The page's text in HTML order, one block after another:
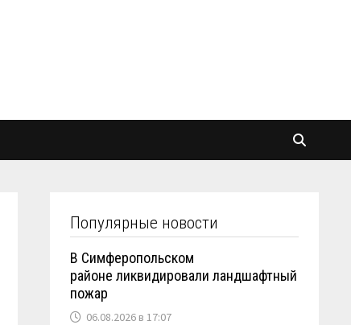
Популярные новости
В Симферопольском
районе ликвидировали ландшафтный
пожар
06.08.2026 в 17:07